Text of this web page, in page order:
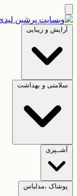
آرایش و زیبایی
سلامتی و بهداشت
آشــپزی
پوشاک ،مدلباس